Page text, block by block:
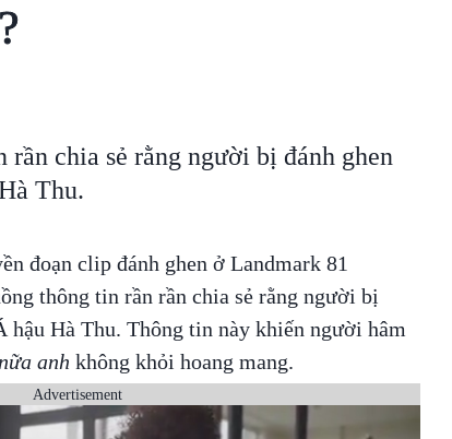
chia sẻ rằng người bị đánh ghen
Thu.
đoạn clip đánh ghen ở Landmark 81
thông tin rần rần chia sẻ rằng người bị
hậu Hà Thu. Thông tin này khiến người hâm
anh không khỏi hoang mang.
Advertisement